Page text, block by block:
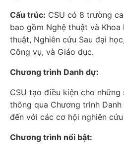
Cấu trúc: CSU có 8 trường
bao gồm Nghệ thuật và Khoa
thuật, Nghiên cứu Sau đại
Công vụ, và Giáo dục.
Chương trình Danh dự:
CSU tạo điều kiện cho những
thông qua Chương trình
đến với các cơ hội nghiên
Chương trình nổi bật: